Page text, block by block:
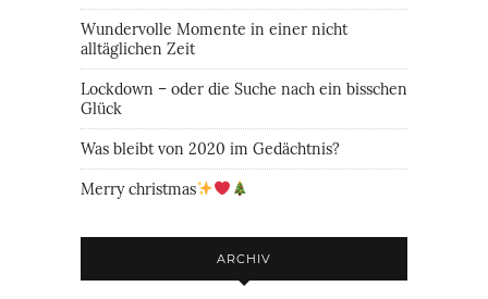
Wundervolle Momente in einer nicht
alltäglichen Zeit
Lockdown – oder die Suche nach ein bisschen
Glück
Was bleibt von 2020 im Gedächtnis?
Merry christmas
ARCHIV